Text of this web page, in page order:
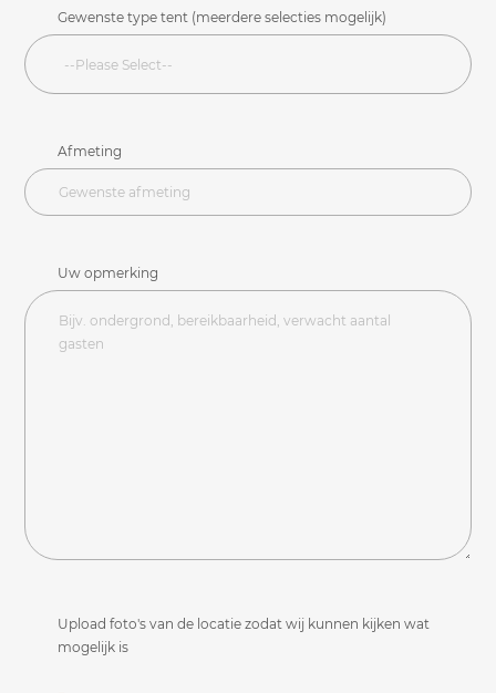
Gewenste type tent (meerdere selecties mogelijk)
Afmeting
Uw opmerking
Upload foto's van de locatie zodat wij kunnen kijken wat
mogelijk is